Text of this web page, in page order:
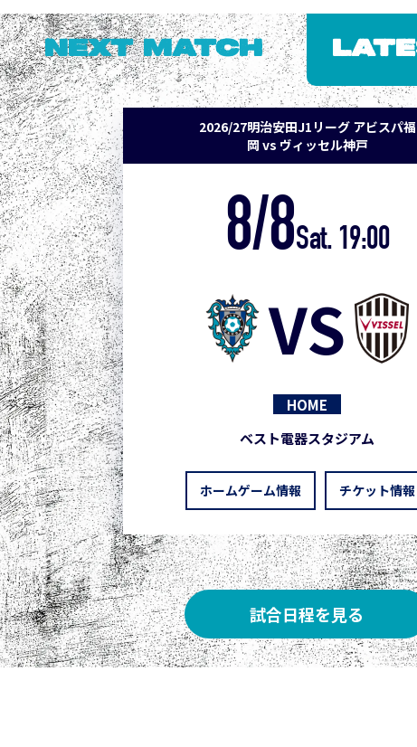
NEXT MATCH
2026/27明治安田J1リーグ アビスパ福
岡 vs ヴィッセル神戸
8/8Sat. 19:00
VS
HOME
ベスト電器スタジアム
ホームゲーム情報 チケット情報
試合日程を見る